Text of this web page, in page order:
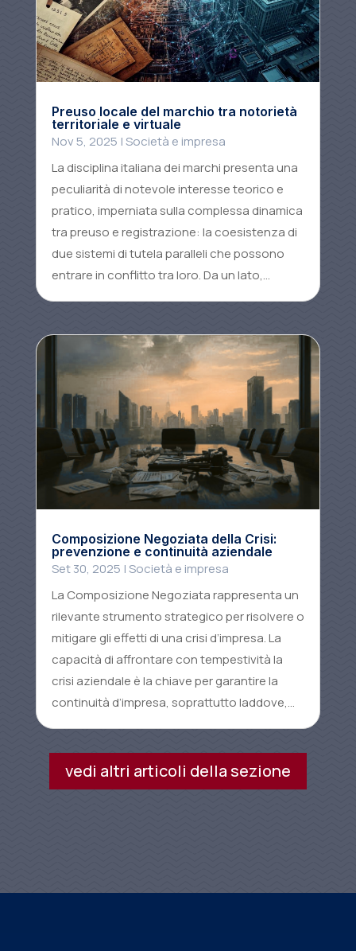
Preuso locale del marchio tra notorietà
territoriale e virtuale
Nov 5, 2025 |Società e impresa
La disciplina italiana dei marchi presenta una
peculiarità di notevole interesse teorico e
pratico, imperniata sulla complessa dinamica
tra preuso e registrazione: la coesistenza di
due sistemi di tutela paralleli che possono
entrare in conflitto tra loro. Da un lato,...
Composizione Negoziata della Crisi:
prevenzione e continuità aziendale
Set 30, 2025 |Società e impresa
La Composizione Negoziata rappresenta un
rilevante strumento strategico per risolvere o
mitigare gli effetti di una crisi d’impresa. La
capacità di affrontare con tempestività la
crisi aziendale è la chiave per garantire la
continuità d’impresa, soprattutto laddove,...
vedi altri articoli della sezione